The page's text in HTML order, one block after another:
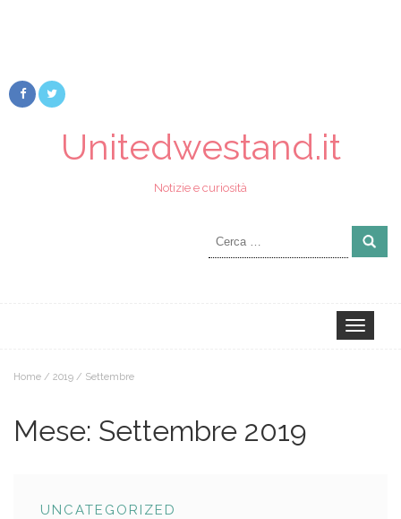
Unitedwestand.it
Notizie e curiosità
Ricerca
Toggle
navigation
Home / 2019 / Settembre
Mese: Settembre 2019
UNCATEGORIZED